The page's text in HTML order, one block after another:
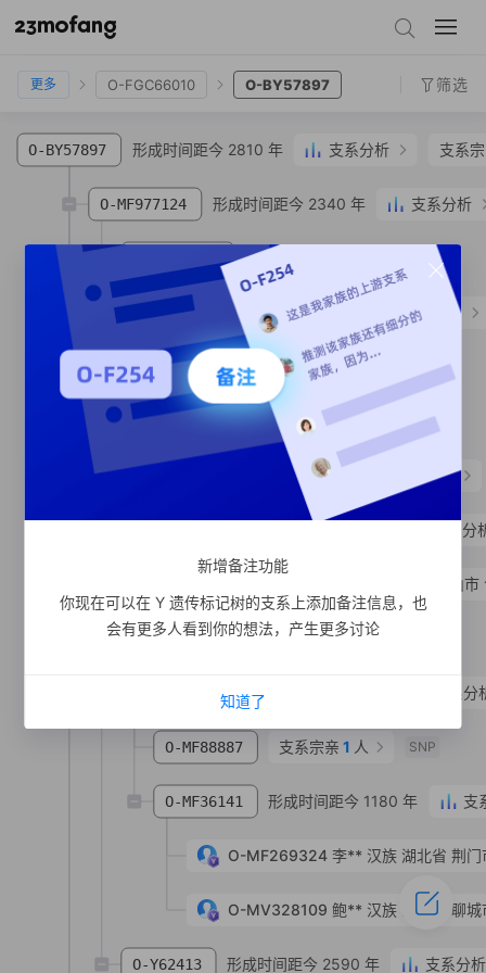
O-FT66549.2
更多 O-FGC66010 O-BY57897 筛选
O-BY57897 形成时间距今 2810 年 支系分析 支系
O-MF977124 形成时间距今 2340 年 支系分析
O-MF50231 形成时间距今 1400 年 支系分析
O-Y64055 形成时间距今 2600 年 支系分析
形成时间距今 340 年
O-MF163554 支系宗亲1人
O-MF990269 形成时间距今 1380 年 SNP
支系分
形成时间距今 1560 年 支系分
O-Y62413 形成时间距今 2590 年 支系分析
安徽省 马鞍山市
O-MF88878 支系宗亲2人
O-MF88887 支系宗亲 1 人 SNP
O-MF36141 形成时间距今 1180 年 支
O-MF269324 李** 汉族 湖北省 荆
O-MV328109 鲍** 汉族 山东省 聊
新增备注功能
你现在可以在 Y 遗传标记树的支系上添加备注信息，也
会有更多人看到你的想法，产生更多讨论
知道了